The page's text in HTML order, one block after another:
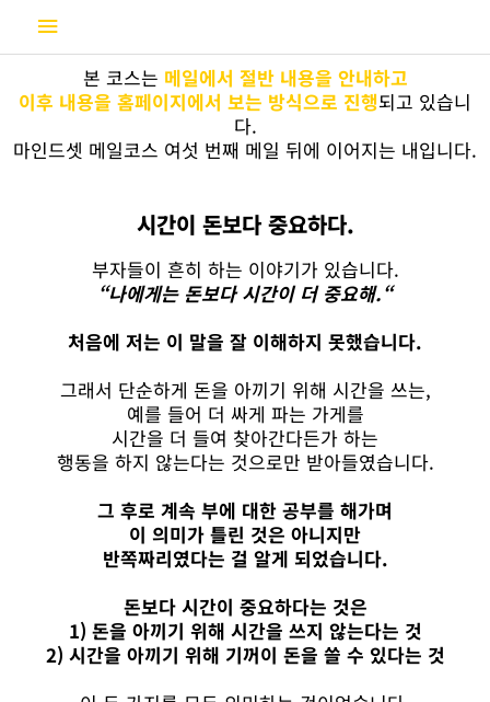
츠
메
메
뉴
본 코스는 메일에서 절반 내용을 안내하고
이후 내용을 홈페이지에서 보는 방식으로 진행되고 있습니
다.
마인드셋 메일코스 여섯 번째 메일 뒤에 이어지는 내입니다.
시간이 돈보다 중요하다.
부자들이 흔히 하는 이야기가 있습니다.
“나에게는 돈보다 시간이 더 중요해.“
처음에 저는 이 말을 잘 이해하지 못했습니다.
그래서 단순하게 돈을 아끼기 위해 시간을 쓰는,
예를 들어 더 싸게 파는 가게를
시간을 더 들여 찾아간다든가 하는
행동을 하지 않는다는 것으로만 받아들였습니다.
그 후로 계속 부에 대한 공부를 해가며
이 의미가 틀린 것은 아니지만
반쪽짜리였다는 걸 알게 되었습니다.
돈보다 시간이 중요하다는 것은
1) 돈을 아끼기 위해 시간을 쓰지 않는다는 것
2) 시간을 아끼기 위해 기꺼이 돈을 쓸 수 있다는 것